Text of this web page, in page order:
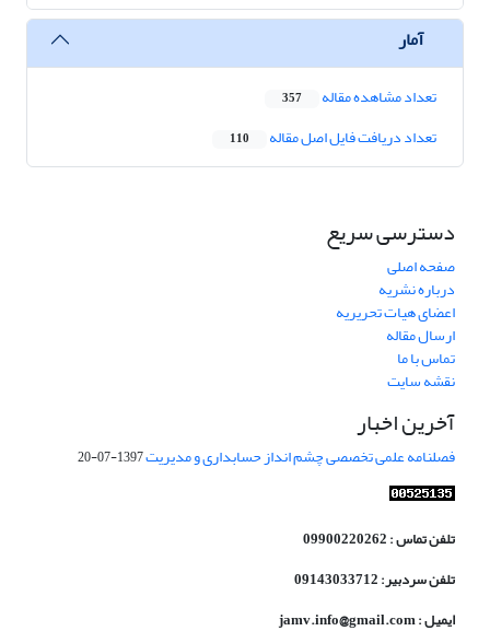
آمار
تعداد مشاهده مقاله 357
تعداد دریافت فایل اصل مقاله 110
دسترسی سریع
صفحه اصلی
درباره نشریه
اعضای هیات تحریریه
ارسال مقاله
تماس با ما
نقشه سایت
آخرین اخبار
فصلنامه علمی تخصصی چشم انداز حسابداری و مدیریت1397-07-20
تلفن تماس : 09900220262
تلفن سردبیر: 09143033712
ایمیل : jamv.info@gmail.com